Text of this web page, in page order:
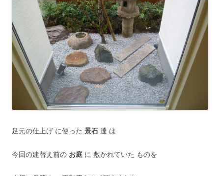
足元の仕上げ に使った 景石 達 は
今回の建替え前の お庭 に 敷かれていた ものを